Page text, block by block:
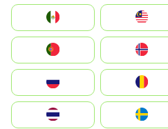
South Korea
Nederland
Portugal
România
Slovensko